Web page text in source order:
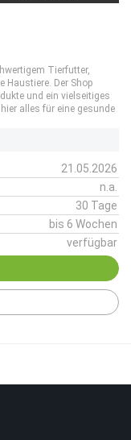
Tierfutter,
Haustiere. Der Shop
und ein vielseitiges
alles für eine gesunde
21.05.2026
n.a.
30 Tage
bis 6 Wochen
verfügbar